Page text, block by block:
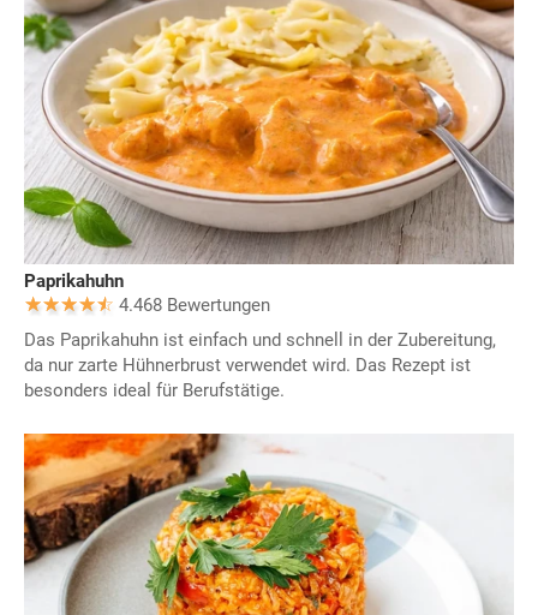
Paprikahuhn
4.468 Bewertungen
Das Paprikahuhn ist einfach und schnell in der Zubereitung,
da nur zarte Hühnerbrust verwendet wird. Das Rezept ist
besonders ideal für Berufstätige.